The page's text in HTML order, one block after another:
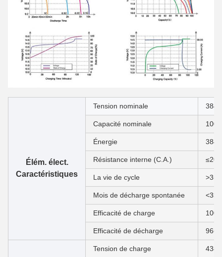
Élém. élect.
Caractéristiques
Tension nominale 384V
Capacité nominale
Énergie
Résistance interne (C.A.)
La vie de cycle
Mois de décharge spontanée <3>
Efficacité de charge
Efficacité de décharge
Tension de charge